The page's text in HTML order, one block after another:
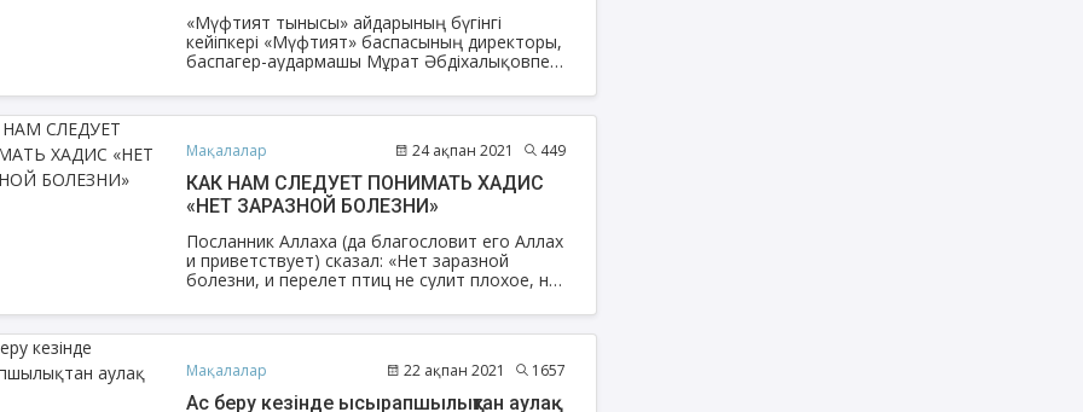
«Мүфтият тынысы» айдарының бүгінгі
кейіпкері «Мүфтият» баспасының директоры,
баспагер-аудармашы Мұрат Әбдіхалықовпен
Мақалалар 24 ақпан 2021 449
КАК НАМ СЛЕДУЕТ ПОНИМАТЬ ХАДИС
«НЕТ ЗАРАЗНОЙ БОЛЕЗНИ»
Посланник Аллаха (да благословит его Аллах
и приветствует) сказал: «Нет заразной
болезни, и перелет птиц не сулит плохое, но
Сахабы спросили: «Что такое доброе
предзнаменование?» Он ответил: «Благое
Мақалалар 22 ақпан 2021 1657
Ас беру кезінде ысырапшылықтан аулақ